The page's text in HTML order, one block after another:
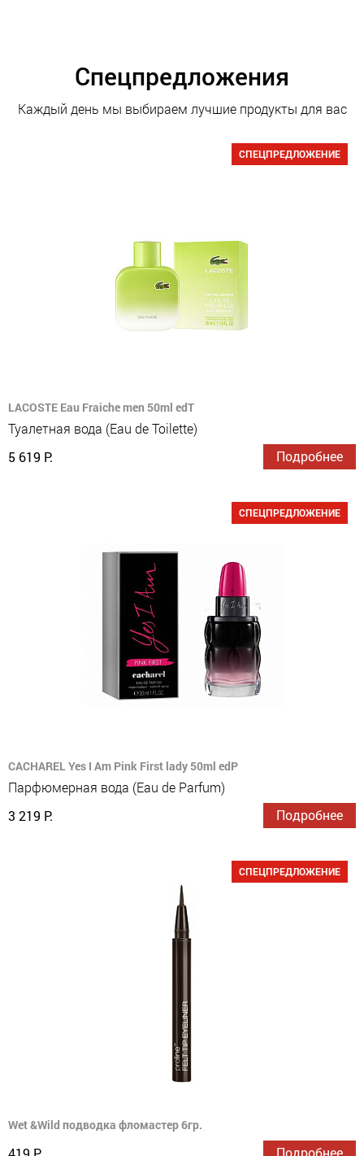
Спецпредложения
Каждый день мы выбираем лучшие продукты для вас
СПЕЦПРЕДЛОЖЕНИЕ
LACOSTE Eau Fraiche men 50ml edT
Туалетная вода (Eau de Toilette)
5 619 Р.
Подробнее
СПЕЦПРЕДЛОЖЕНИЕ
CACHAREL Yes I Am Pink First lady 50ml edP
Парфюмерная вода (Eau de Parfum)
3 219 Р.
Подробнее
СПЕЦПРЕДЛОЖЕНИЕ
Wet &Wild подводка фломастер 6гр.